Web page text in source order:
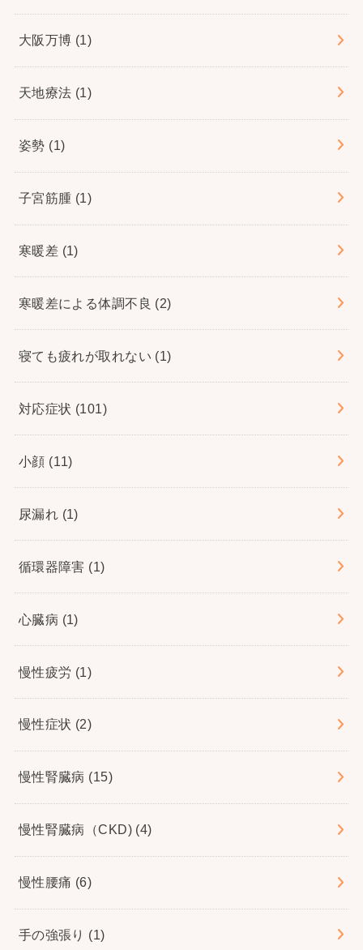
大阪万博 (1)
天地療法 (1)
姿勢 (1)
子宮筋腫 (1)
寒暖差 (1)
寒暖差による体調不良 (2)
寝ても疲れが取れない (1)
対応症状 (101)
小顔 (11)
尿漏れ (1)
循環器障害 (1)
心臓病 (1)
慢性疲労 (1)
慢性症状 (2)
慢性腎臓病 (15)
慢性腎臓病（CKD) (4)
慢性腰痛 (6)
手の強張り (1)